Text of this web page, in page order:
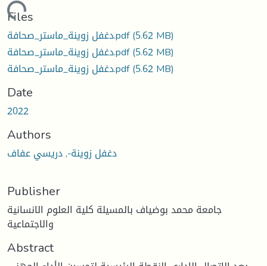
Loading...
Files
دغفل زوينة_ماستر_صحافة.pdf(5.62 MB)
دغفل زوينة_ماستر_صحافة.pdf(5.62 MB)
دغفل زوينة_ماستر_صحافة.pdf(5.62 MB)
Date
2022
Authors
دغفل زوينة-, دريسي عفاف
Publisher
جامعة محمد بوضياف بالمسيلة كلية العلوم الانسانية
والاجتماعية
Abstract